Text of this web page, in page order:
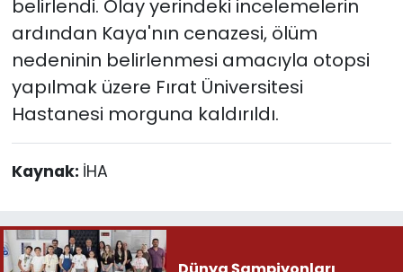
belirlendi. Olay yerindeki incelemelerin
ardından Kaya'nın cenazesi, ölüm
nedeninin belirlenmesi amacıyla otopsi
yapılmak üzere Fırat Üniversitesi
Hastanesi morguna kaldırıldı.
Kaynak: İHA